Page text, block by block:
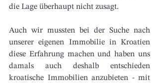
die Lage überhaupt nicht zusagt.
Auch wir mussten bei der Suche nach
unserer eigenen Immobilie in Kroatien
diese Erfahrung machen und haben uns
damals auch deshalb entschieden
kroatische Immobilien anzubieten - mit